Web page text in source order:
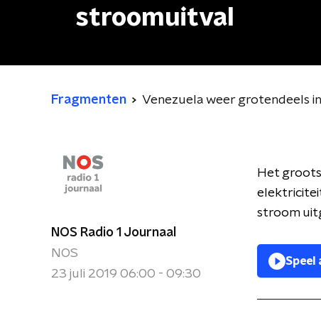
stroomuitval
Fragmenten Venezuela weer grotendeels
NOS Radio 1 Journaal
NOS
23 juli 2019 06:00 - 09:30
Het
stroom
Speel